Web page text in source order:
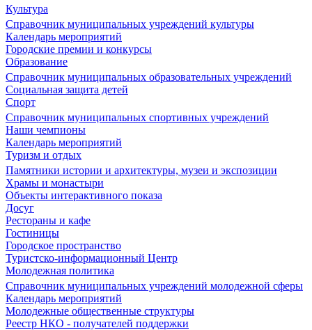
Культура
Справочник муниципальных учреждений культуры
Календарь мероприятий
Городские премии и конкурсы
Образование
Справочник муниципальных образовательных учреждений
Социальная защита детей
Спорт
Справочник муниципальных спортивных учреждений
Наши чемпионы
Календарь мероприятий
Туризм и отдых
Памятники истории и архитектуры, музеи и экспозиции
Храмы и монастыри
Объекты интерактивного показа
Досуг
Рестораны и кафе
Гостиницы
Городское пространство
Туристско-информационный Центр
Молодежная политика
Справочник муниципальных учреждений молодежной сферы
Календарь мероприятий
Молодежные общественные структуры
Реестр НКО - получателей поддержки